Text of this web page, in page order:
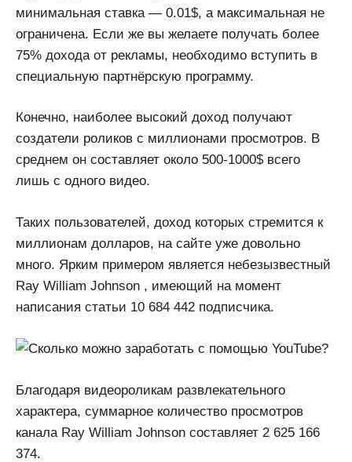
минимальная ставка — 0.01$, а максимальная не
ограничена. Если же вы желаете получать более
75% дохода от рекламы, необходимо вступить в
специальную партнёрскую программу.
Конечно, наиболее высокий доход получают
создатели роликов с миллионами просмотров. В
среднем он составляет около 500-1000$ всего
лишь с одного видео.
Таких пользователей, доход которых стремится к
миллионам долларов, на сайте уже довольно
много. Ярким примером является небезызвестный
Ray William Johnson , имеющий на момент
написания статьи 10 684 442 подписчика.
Благодаря видеороликам развлекательного
характера, суммарное количество просмотров
канала Ray William Johnson составляет 2 625 166
374.